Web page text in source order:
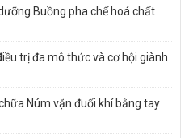
Buồng pha chế hoá chất
trị đa mô thức và cơ hội giành
Núm vặn đuổi khí bằng tay